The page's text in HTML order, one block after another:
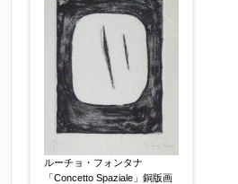
※携帯電話などご連絡が取り
お願い致します。
郵便番号 【必須】
ルーチョ・フォンタナ
「Concetto Spaziale」銅版画